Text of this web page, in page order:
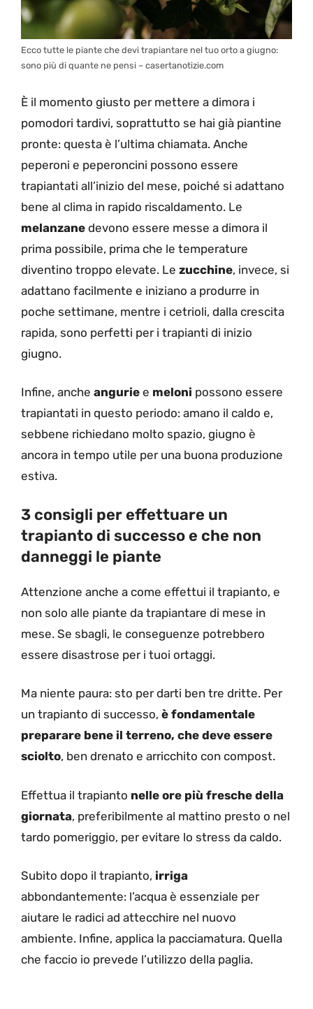
Ecco tutte le piante che devi trapiantare nel tuo orto a giugno:
sono più di quante ne pensi – casertanotizie.com
È il momento giusto per mettere a dimora i
pomodori tardivi, soprattutto se hai già piantine
pronte: questa è l’ultima chiamata. Anche
peperoni e peperoncini possono essere
trapiantati all’inizio del mese, poiché si adattano
bene al clima in rapido riscaldamento. Le
melanzane devono essere messe a dimora il
prima possibile, prima che le temperature
diventino troppo elevate. Le zucchine, invece, si
adattano facilmente e iniziano a produrre in
poche settimane, mentre i cetrioli, dalla crescita
rapida, sono perfetti per i trapianti di inizio
giugno.
Infine, anche angurie e meloni possono essere
trapiantati in questo periodo: amano il caldo e,
sebbene richiedano molto spazio, giugno è
ancora in tempo utile per una buona produzione
estiva.
3 consigli per effettuare un
trapianto di successo e che non
danneggi le piante
Attenzione anche a come effettui il trapianto, e
non solo alle piante da trapiantare di mese in
mese. Se sbagli, le conseguenze potrebbero
essere disastrose per i tuoi ortaggi.
Ma niente paura: sto per darti ben tre dritte. Per
un trapianto di successo, è fondamentale
preparare bene il terreno, che deve essere
sciolto, ben drenato e arricchito con compost.
Effettua il trapianto nelle ore più fresche della
giornata, preferibilmente al mattino presto o nel
tardo pomeriggio, per evitare lo stress da caldo.
Subito dopo il trapianto, irriga
abbondantemente: l’acqua è essenziale per
aiutare le radici ad attecchire nel nuovo
ambiente. Infine, applica la pacciamatura. Quella
che faccio io prevede l’utilizzo della paglia.